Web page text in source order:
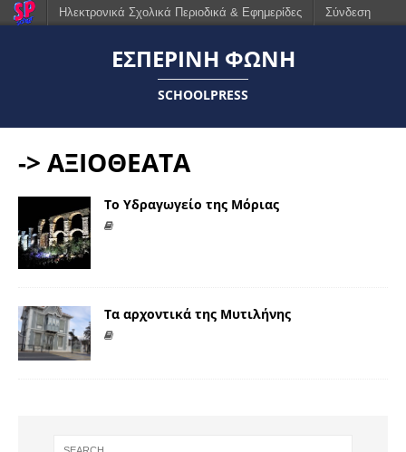
ΕΣΠΕΡΙΝΗ ΦΩΝΗ
SCHOOLPRESS
-> ΑΞΙΟΘΕΑΤΑ
Το Υδραγωγείο της Μόριας
Τα αρχοντικά της Μυτιλήνης
Ηλεκτρονικά Σχολικά Περιοδικά & Εφημερίδες Σύνδεση